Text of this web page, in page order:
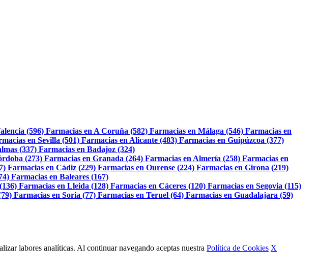
(596) Farmacias en A Coruña (582) Farmacias en Málaga (546) Farmacias en
en Sevilla (501) Farmacias en Alicante (483) Farmacias en Guipúzcoa (377)
(337) Farmacias en Badajoz (324)
(273) Farmacias en Granada (264) Farmacias en Almería (258) Farmacias en
Farmacias en Cádiz (229) Farmacias en Ourense (224) Farmacias en Girona (219)
Farmacias en Baleares (167)
Farmacias en Lleida (128) Farmacias en Cáceres (120) Farmacias en Segovia (115)
Farmacias en Soria (77) Farmacias en Teruel (64) Farmacias en Guadalajara (59)
labores analíticas. Al continuar navegando aceptas nuestra Política de Cookies X